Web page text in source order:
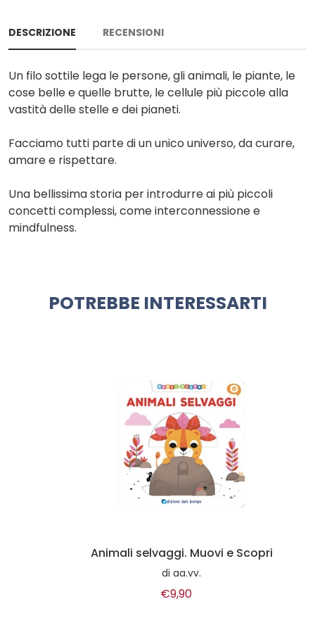
DESCRIZIONE RECENSIONI
Un filo sottile lega le persone, gli animali, le piante, le
cose belle e quelle brutte, le cellule più piccole alla
vastità delle stelle e dei pianeti.
Facciamo tutti parte di un unico universo, da curare,
amare e rispettare.
Una bellissima storia per introdurre ai più piccoli
concetti complessi, come interconnessione e
mindfulness.
POTREBBE INTERESSARTI
Animali selvaggi. Muovi e Scopri
aa.vv.
€9,90